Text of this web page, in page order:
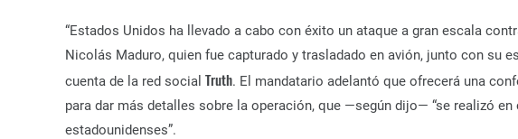
“Estados Unidos ha llevado a cabo con éxito un ataque a gran escala
Nicolás Maduro, quien fue capturado y trasladado en avión, junto con su
cuenta de la red social Truth. El mandatario adelantó que ofrecerá una
para dar más detalles sobre la operación, que —según dijo— “se realizó
estadounidenses”.